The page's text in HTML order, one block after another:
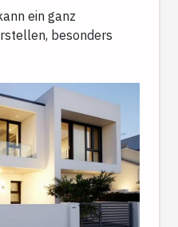
ein ganz
besonders